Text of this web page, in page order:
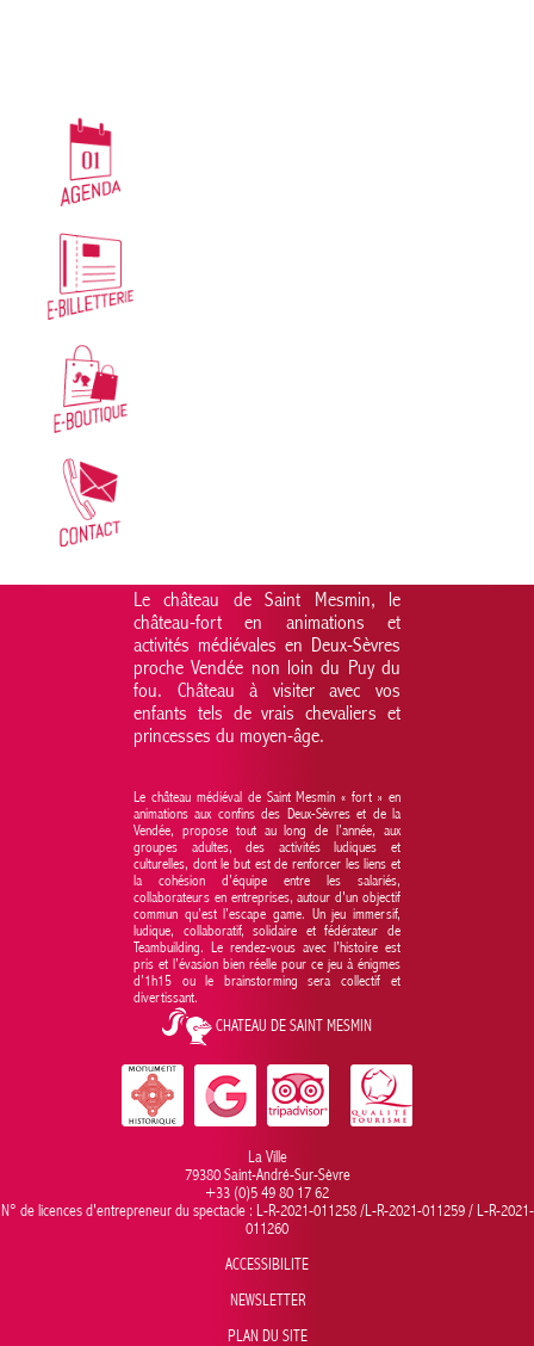
Le château de Saint Mesmin, le
château-fort en animations et
activités médiévales en Deux-Sèvres
proche Vendée non loin du Puy du
fou. Château à visiter avec vos
enfants tels de vrais chevaliers et
princesses du moyen-âge.
Le château médiéval de Saint Mesmin « fort » en
animations aux confins des Deux-Sèvres et de la
Vendée, propose tout au long de l’année, aux
groupes adultes, des activités ludiques et
culturelles, dont le but est de renforcer les liens et
la cohésion d’équipe entre les salariés,
collaborateurs en entreprises, autour d'un objectif
commun qu’est l’escape game. Un jeu immersif,
ludique, collaboratif, solidaire et fédérateur de
Teambuilding. Le rendez-vous avec l’histoire est
pris et l’évasion bien réelle pour ce jeu à énigmes
d’1h15 ou le brainstorming sera collectif et
divertissant.
CHATEAU DE SAINT MESMIN
La Ville
79380 Saint-André-Sur-Sèvre
+33 (0)5 49 80 17 62
N° de licences d'entrepreneur du spectacle : L-R-2021-011258 /L-R-2021-011259 / L-R-2021-
011260
ACCESSIBILITE
NEWSLETTER
PLAN DU SITE